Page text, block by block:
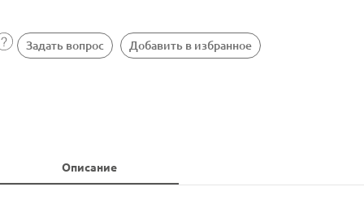
Задать вопрос Добавить в избранное
Описание